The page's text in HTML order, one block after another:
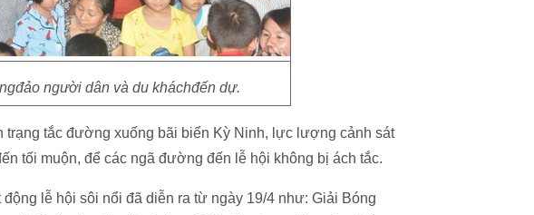
người dân và du kháchđến dự.
trạng tắc đường xuống bãi biển Kỳ Ninh, lực lượng cảnh sát
tối muộn, để các ngã đường đến lễ hội không bị ách tắc.
lễ hội sôi nổi đã diễn ra từ ngày 19/4 như: Giải Bóng